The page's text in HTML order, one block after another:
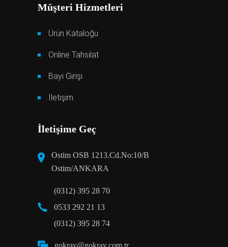
Müşteri Hizmetleri
Ürün Kataloğu
Online Tahsilat
Bayi Girişi
İletişim
İletişime Geç
Ostim OSB 1213.Cd.No:10/B
Ostim/ANKARA
(0312) 395 28 70
0533 292 21 13
(0312) 395 28 74